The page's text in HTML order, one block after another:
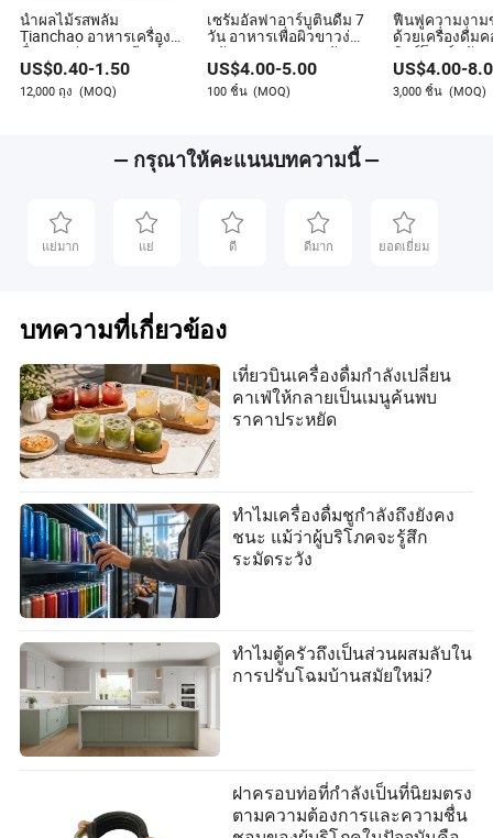
น้ำผลไม้รสพลัม
Tianchao อาหารเครื่อง
ดื่ม ขายส่งอาหารจีน น้ำ
ผลไม้ เครื่องดื่มน้ำผลไม้
เนื้อหา 60% น้ำผลไม้พลัม
US$0.40-1.50
12,000 ถุง (MOQ)
เซรั่มอัลฟาอาร์บูตินดื่ม 7
วัน อาหารเพื่อผิวขาวง่าย
สนับสนุนการนอนหลับ
ปลอดภัยสำหรับผู้หญิง
US$4.00-5.00
100 ชิ้น (MOQ)
ฟื้นฟูความงา
ด้วยเครื่องดื่ม
พิงค์โกลว์พลัส
สุขภาพ
US$4.00-
3,000 ชิ้น (MOQ)
— กรุณาให้คะแนนบทความนี้ —
แย่มาก แย่ ดี ดีมาก ยอดเยี่ยม
บทความที่เกี่ยวข้อง
เที่ยวบินเครื่องดื่มกำลังเปลี่ยน
คาเฟ่ให้กลายเป็นเมนูค้นพบ
ราคาประหยัด
ทำไมเครื่องดื่มชูกำลังถึงยังคง
ชนะ แม้ว่าผู้บริโภคจะรู้สึก
ระมัดระวัง
ทำไมตู้ครัวถึงเป็นส่วนผสมลับใน
การปรับโฉมบ้านสมัยใหม่?
ฝาครอบท่อที่กำลังเป็นที่นิยมตรง
ตามความต้องการและความชื่น